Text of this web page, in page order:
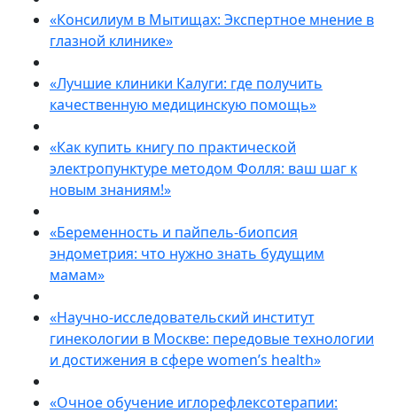
«Консилиум в Мытищах: Экспертное мнение в
глазной клинике»
«Лучшие клиники Калуги: где получить
качественную медицинскую помощь»
«Как купить книгу по практической
электропунктуре методом Фолля: ваш шаг к
новым знаниям!»
«Беременность и пайпель-биопсия
эндометрия: что нужно знать будущим
мамам»
«Научно-исследовательский институт
гинекологии в Москве: передовые технологии
и достижения в сфере women’s health»
«Очное обучение иглорефлексотерапии: